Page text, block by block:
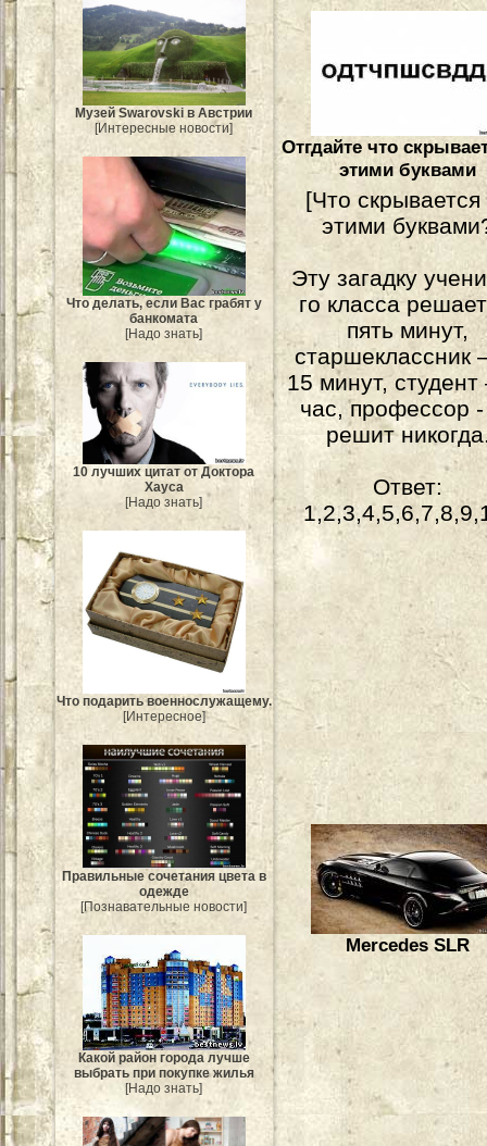
Музей Swarovski в Австрии
[Интересные новости]
Что делать, если Вас грабят у
банкомата
[Надо знать]
10 лучших цитат от Доктора
Хауса
[Надо знать]
Что подарить военнослужащему.
[Интересное]
Правильные сочетания цвета в
одежде
[Познавательные новости]
Какой район города лучше
выбрать при покупке жилья
[Надо знать]
Отгдайте что
этими буквами
[Что скрывается
этими
Эту загадку
го класса
пять минут,
старшеклассник
15 минут, студент
час, профессор
решит
Ответ:
Mercedes SLR